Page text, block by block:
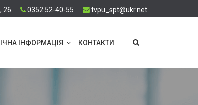
26 0352 52-40-55 tvpu_spt@ukr.net
ІНФОРМАЦІЯ КОНТАКТИ